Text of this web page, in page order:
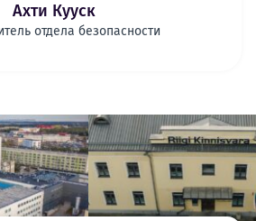
Ахти Кууск
отдела безопасности